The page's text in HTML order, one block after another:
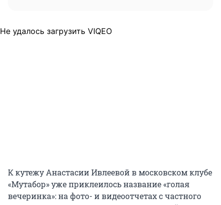
Не удалось загрузить VIQEO
К кутежу Анастасии Ивлеевой в московском клубе
«Мутабор» уже приклеилось название «голая
вечеринка»: на фото- и видеоотчетах с частного